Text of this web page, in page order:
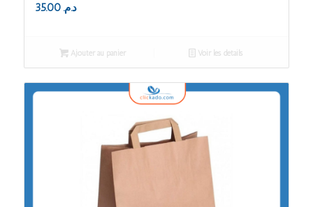
د.م. 35.00
Ajouter au panier Voir les détails